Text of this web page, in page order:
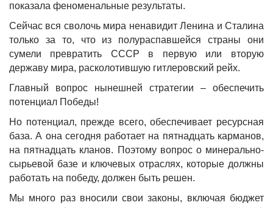
показала феноменальные результаты.
Сейчас вся сволочь мира ненавидит Ленина и Сталина
только за то, что из полураспавшейся страны они
сумели превратить СССР в первую или вторую
державу мира, расколотившую гитлеровский рейх.
Главный вопрос нынешней стратегии – обеспечить
потенциал Победы!
Но потенциал, прежде всего, обеспечивает ресурсная
база. А она сегодня работает на пятнадцать карманов,
на пятнадцать кланов. Поэтому вопрос о минерально-
сырьевой базе и ключевых отраслях, которые должны
работать на победу, должен быть решен.
Мы много раз вносили свои законы, включая бюджет